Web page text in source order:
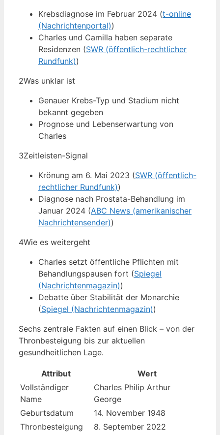
Krebsdiagnose im Februar 2024 (t-online
(Nachrichtenportal))
Charles und Camilla haben separate
Residenzen (SWR (öffentlich-rechtlicher
Rundfunk))
2Was unklar ist
Genauer Krebs-Typ und Stadium nicht
bekannt gegeben
Prognose und Lebenserwartung von
Charles
3Zeitleisten-Signal
Krönung am 6. Mai 2023 (SWR (öffentlich-
rechtlicher Rundfunk))
Diagnose nach Prostata-Behandlung im
Januar 2024 (ABC News (amerikanischer
Nachrichtensender))
4Wie es weitergeht
Charles setzt öffentliche Pflichten mit
Behandlungspausen fort (Spiegel
(Nachrichtenmagazin))
Debatte über Stabilität der Monarchie
(Spiegel (Nachrichtenmagazin))
Sechs zentrale Fakten auf einen Blick – von der
Thronbesteigung bis zur aktuellen
gesundheitlichen Lage.
Attribut
Wert
Vollständiger
Name
Charles Philip Arthur
George
Geburtsdatum
14. November 1948
Thronbesteigung
8. September 2022